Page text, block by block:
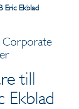
Eric Ekblad
Corporate
till
Ekblad